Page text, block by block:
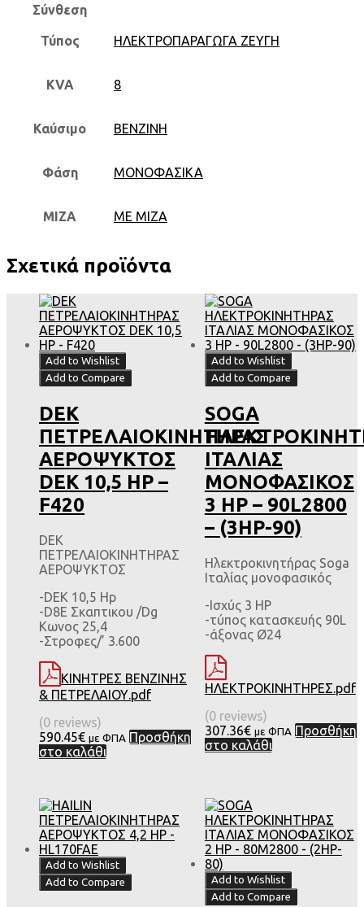
Σύνθεση
Τύπος ΗΛΕΚΤΡΟΠΑΡΑΓΩΓΑ ΖΕΥΓΗ
KVA 8
Καύσιμο ΒΕΝΖΙΝΗ
Φάση ΜΟΝΟΦΑΣΙΚΑ
ΜΙΖΑ ΜΕ ΜΙΖΑ
Σχετικά προϊόντα
Add to Wishlist
Add to Compare
DEK
ΠΕΤΡΕΛΑΙΟΚΙΝΗΤΗΡΑΣ
ΑΕΡΟΨΥΚΤΟΣ
DEK 10,5 HP –
F420
DEK
ΠΕΤΡΕΛΑΙΟΚΙΝΗΤΗΡΑΣ
ΑΕΡΟΨΥΚΤΟΣ
-DEK 10,5 Hp
-D8E Σκαπτικου /Dg
Κωνος 25,4
-Στροφες/’ 3.600
ΚΙΝΗΤΡΕΣ ΒΕΝΖΙΝΗΣ
& ΠΕΤΡΕΛΑΙΟΥ.pdf
(0 reviews)
590.45€ με ΦΠΑ Προσθήκη
στο καλάθι
Add to Wishlist
Add to Compare
SOGA
ΙΤΑΛΙΑΣ
ΜΟΝΟΦΑΣΙΚΟΣ
3 HP – 90L2800
– (3HP-90)
Ηλεκτροκινητήρας Soga
Ιταλίας μονοφασικός
-Ισχύς 3 HP
-τύπος κατασκευής 90L
-άξονας Ø24
ΗΛΕΚΤΡΟΚΙΝΗΤΗΡΕΣ.pdf
(0 reviews)
307.36€ με ΦΠΑ Προσθήκη
στο καλάθι
Add to Wishlist
Add to Compare
Add to Wishlist
Add to Compare